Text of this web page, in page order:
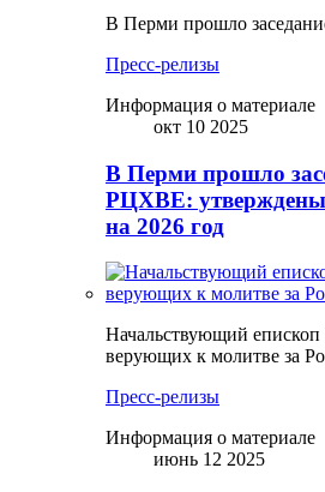
В Перми прошло
Пресс-релизы
Информация о материале
окт 10 2025
В Перми прошло
РЦХВЕ:
на 2026 год
Начальствующий
верующих к молитве за
Пресс-релизы
Информация о материале
июнь 12 2025